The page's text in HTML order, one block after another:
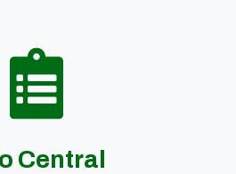
Central